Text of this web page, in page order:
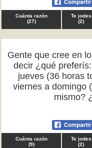
Cuánta razón
(27)
Te jodes
(2)
Gente que cree en
decir ¿qué
jueves (36 horas
viernes a domingo
mismo?
Cuánta razón
(9)
Te jodes
(2)